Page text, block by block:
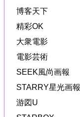
博客天下
精彩OK
大衆電影
電影芸術
SEEK風尚画報
STARRY星光画報
游図U